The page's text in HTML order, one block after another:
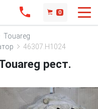
0
Touareg
46307.H1024
рест.